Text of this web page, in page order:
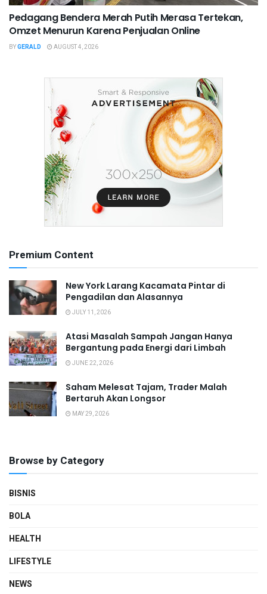
Pedagang Bendera Merah Putih Merasa Tertekan,
Omzet Menurun Karena Penjualan Online
BYGERALD AUGUST 4, 2026
Premium Content
New York Larang Kacamata Pintar di
Pengadilan dan Alasannya
JULY 11, 2026
Atasi Masalah Sampah Jangan Hanya
Bergantung pada Energi dari Limbah
JUNE 22, 2026
Saham Melesat Tajam, Trader Malah
Bertaruh Akan Longsor
MAY 29, 2026
Browse by Category
BISNIS
BOLA
HEALTH
LIFESTYLE
NEWS